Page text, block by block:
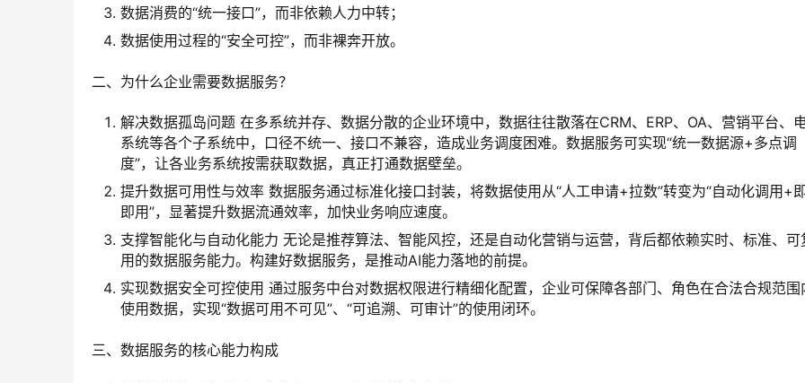
数据消费的“统一接口”，而非依赖人力中转；
数据使用过程的“安全可控”，而非裸奔开放。
二、为什么企业需要数据服务？
解决数据孤岛问题 在多系统并存、数据分散的企业环境中，数据往往散落在CRM、ERP、OA、营销平台、
系统等各个子系统中，口径不统一、接口不兼容，造成业务调度困难。数据服务可实现“统一数据源+多点调
度”，让各业务系统按需获取数据，真正打通数据壁垒。
提升数据可用性与效率 数据服务通过标准化接口封装，将数据使用从“人工申请+拉数”转变为“自动化调用+
即用”，显著提升数据流通效率，加快业务响应速度。
支撑智能化与自动化能力 无论是推荐算法、智能风控，还是自动化营销与运营，背后都依赖实时、标准、可
用的数据服务能力。构建好数据服务，是推动AI能力落地的前提。
实现数据安全可控使用 通过服务中台对数据权限进行精细化配置，企业可保障各部门、角色在合法合规范围
使用数据，实现“数据可用不可见”、“可追溯、可审计”的使用闭环。
三、数据服务的核心能力构成